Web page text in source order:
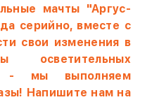
мачты "Аргус-
серийно, вместе с
свои изменения в
осветительных
- мы выполняем
Напишите нам на